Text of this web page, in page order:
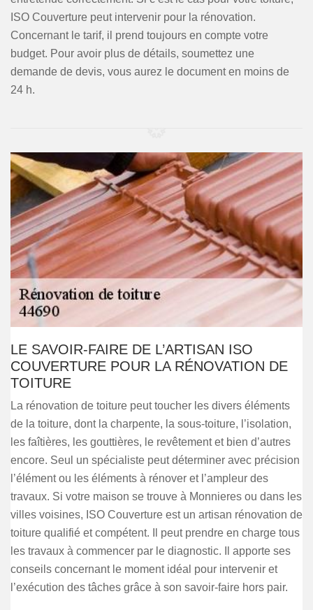
ISO Couverture peut intervenir pour la rénovation.
Concernant le tarif, il prend toujours en compte votre
budget. Pour avoir plus de détails, soumettez une
demande de devis, vous aurez le document en moins de
24 h.
LE SAVOIR-FAIRE DE L’ARTISAN ISO
COUVERTURE POUR LA RÉNOVATION DE
TOITURE
La rénovation de toiture peut toucher les divers éléments
de la toiture, dont la charpente, la sous-toiture, l’isolation,
les faîtières, les gouttières, le revêtement et bien d’autres
encore. Seul un spécialiste peut déterminer avec précision
l’élément ou les éléments à rénover et l’ampleur des
travaux. Si votre maison se trouve à Monnieres ou dans les
villes voisines, ISO Couverture est un artisan rénovation de
toiture qualifié et compétent. Il peut prendre en charge tous
les travaux à commencer par le diagnostic. Il apporte ses
conseils concernant le moment idéal pour intervenir et
l’exécution des tâches grâce à son savoir-faire hors pair.